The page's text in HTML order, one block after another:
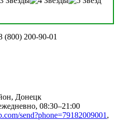
(800) 200-90-01
Донецк
08:30–21:00
send?phone=79182009001 ,